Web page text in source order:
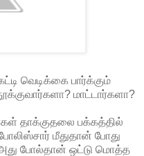
வெடிக்கை பார்க்கும்
மாட்டார்களா?
தாக்குதலை பக்கத்தில்
மீதுதான் போது
போல்தான் ஒட்டு மொத்த